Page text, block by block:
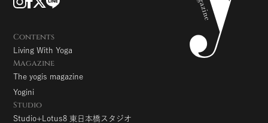
Contents
Living With Yoga
Magazine
The yogis magazine
Yogini
Studio
Studio+Lotus8 東日本橋スタジオ